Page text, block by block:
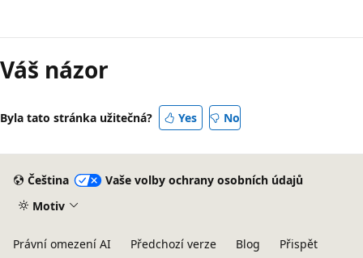
Váš názor
Byla tato stránka užitečná? Yes No
Čeština
Vaše volby ochrany osobních údajů
Motiv
Právní omezení AI Předchozí verze Blog Přispět